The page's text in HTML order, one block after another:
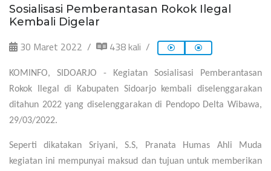
Sosialisasi Pemberantasan Rokok Ilegal
Kembali Digelar
30 Maret 2022 438 kali
KOMINFO, SIDOARJO - Kegiatan Sosialisasi Pemberantasan
Rokok Ilegal di Kabupaten Sidoarjo kembali diselenggarakan
ditahun 2022 yang diselenggarakan di Pendopo Delta Wibawa,
29/03/2022.
Seperti dikatakan Sriyani, S.S, Pranata Humas Ahli Muda
kegiatan ini mempunyai maksud dan tujuan untuk memberikan